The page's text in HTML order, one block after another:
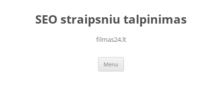
contentSEO straipsniu talpinimas
filmas24.lt
Menu